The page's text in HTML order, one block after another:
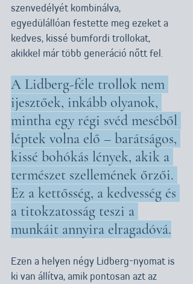
szenvedélyét kombinálva,
egyedülállóan festette meg ezeket a
kedves, kissé bumfordi trollokat,
akikkel már több generáció nőtt fel.
A Lidberg-féle trollok nem
ijesztőek, inkább olyanok,
mintha egy régi svéd meséből
léptek volna elő – barátságos,
kissé bohókás lények, akik a
természet szellemének őrzői.
Ez a kettősség, a kedvesség és
a titokzatosság teszi a
munkáit annyira elragadóvá.
Ezen a helyen négy Lidberg-nyomat is
ki van állítva, amik pontosan azt az